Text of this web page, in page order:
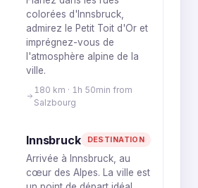
colorées d'Innsbruck,
admirez le Petit Toit d'Or et
imprégnez-vous de
l'atmosphère alpine de la
ville.
180 km · 1h 50min from
Salzbourg
Innsbruck DESTINATION
Arrivée à Innsbruck, au
cœur des Alpes. La ville est